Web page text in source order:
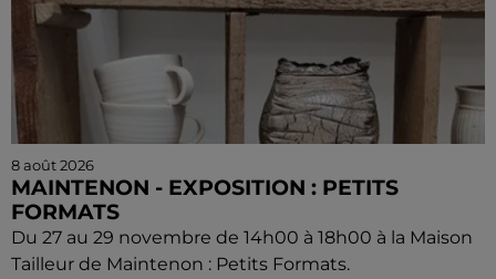
8 août 2026
MAINTENON - EXPOSITION : PETITS
FORMATS
Du 27 au 29 novembre de 14h00 à 18h00 à la Maison
Tailleur de Maintenon : Petits Formats.